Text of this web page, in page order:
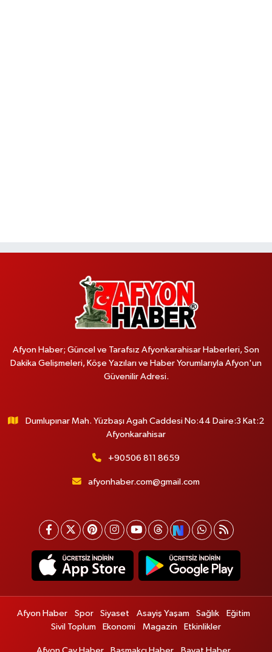
Afyon Haber; Güncel ve Tarafsız Afyonkarahisar Haberleri, Son
Dakika Gelişmeleri, Köşe Yazıları ve Haber Yorumlarıyla Afyon'un
Güvenilir Adresi.
Dumlupınar Mah. Yüzbaşı Agah Caddesi No:44 Daire:3 Kat:2
Afyonkarahisar
+90506 811 8659
afyonhaber.com@gmail.com
Afyon Haber Spor Siyaset Asayiş Yaşam Sağlık
Eğitim
Sivil Toplum
Ekonomi Magazin Etkinlikler